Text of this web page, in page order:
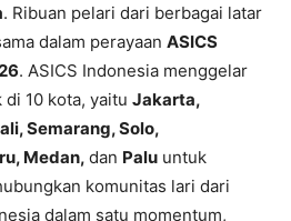
. Ribuan pelari dari berbagai latar
dalam perayaan ASICS
. ASICS Indonesia menggelar
10 kota, yaitu Jakarta,
Semarang, Solo,
Medan, dan Palu untuk
komunitas lari dari
dalam satu momentum,